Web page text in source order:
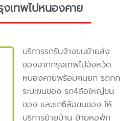
งเทพไปหนองคาย
บริการรถรับจ้างขนย้ายส่ง
ของจากกรุงเทพไปจังหวัด
หนองคายพร้อมคนยก รถกก
ระบะขนของ รถ4ล้อใหญ่ขน
ของ และรถ6ล้อขนของ ให้
บริการย้ายบ้าน ย้ายหอพัก